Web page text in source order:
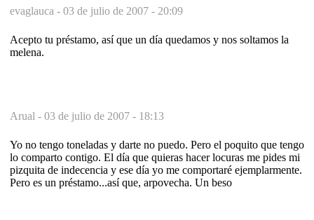
evaglauca - 03 de julio de 2007 - 20:09
Acepto tu préstamo, así que un día quedamos y nos soltamos la
melena.
Arual - 03 de julio de 2007 - 18:13
Yo no tengo toneladas y darte no puedo. Pero el poquito que tengo
lo comparto contigo. El día que quieras hacer locuras me pides mi
pizquita de indecencia y ese día yo me comportaré ejemplarmente.
Pero es un préstamo...así que, arpovecha. Un beso